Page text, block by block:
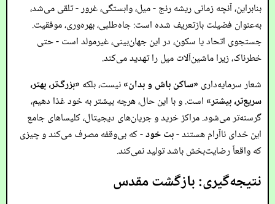
بنابراین، آنچه زمانی ریشه رنج - میل، وابستگی، غرور - تلقی می‌شد،
به‌عنوان فضیلت بازتعریف شده است: جاه‌طلبی، بهره‌وری، موفقیت.
جستجوی اتحاد یا سکون، در این جهان‌بینی، غیرمولد است - حتی
خطرناک، زیرا ماشین‌آلات میل را تهدید می‌کند.
شعار سرمایه‌داری «ساکن باش و بدان»نیست، بلکه «بزرگ‌تر، بهتر،
سریع‌تر، بیشتر» است. و با این حال، هرچه بیشتر به خود غذا دهیم،
گرسنه‌تر می‌شود. مراکز خرید و جریان‌های دیجیتال، کلیساهای جامع
این خدای ناآرام هستند -بت خود- که بی‌وقفه مصرف می‌کند و چیزی
که واقعاً رضایت‌بخش باشد تولید نمی‌کند.
نتیجه‌گیری: بازگشت مقدس